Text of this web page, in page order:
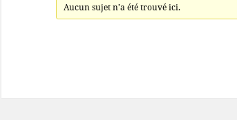
Aucun sujet n’a été trouvé ici.